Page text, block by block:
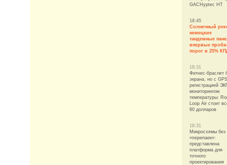
GACHyptec HT
18:45
Солнечный
немецкие
тандемные
впервые
порог в 25%
18:31
Фитнес-браслет
экрана, но с
регистрацией
мониторингом
температуры:
Loop Air стоит
60 долларов
18:31
Микросхемы без
«перепаек»:
представлена
платформа для
точного
проектирования